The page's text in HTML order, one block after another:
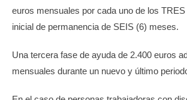
euros mensuales por cada uno de los
inicial de permanencia de SEIS (6) meses.
Una tercera fase de ayuda de 2.400 euros
mensuales durante un nuevo y último